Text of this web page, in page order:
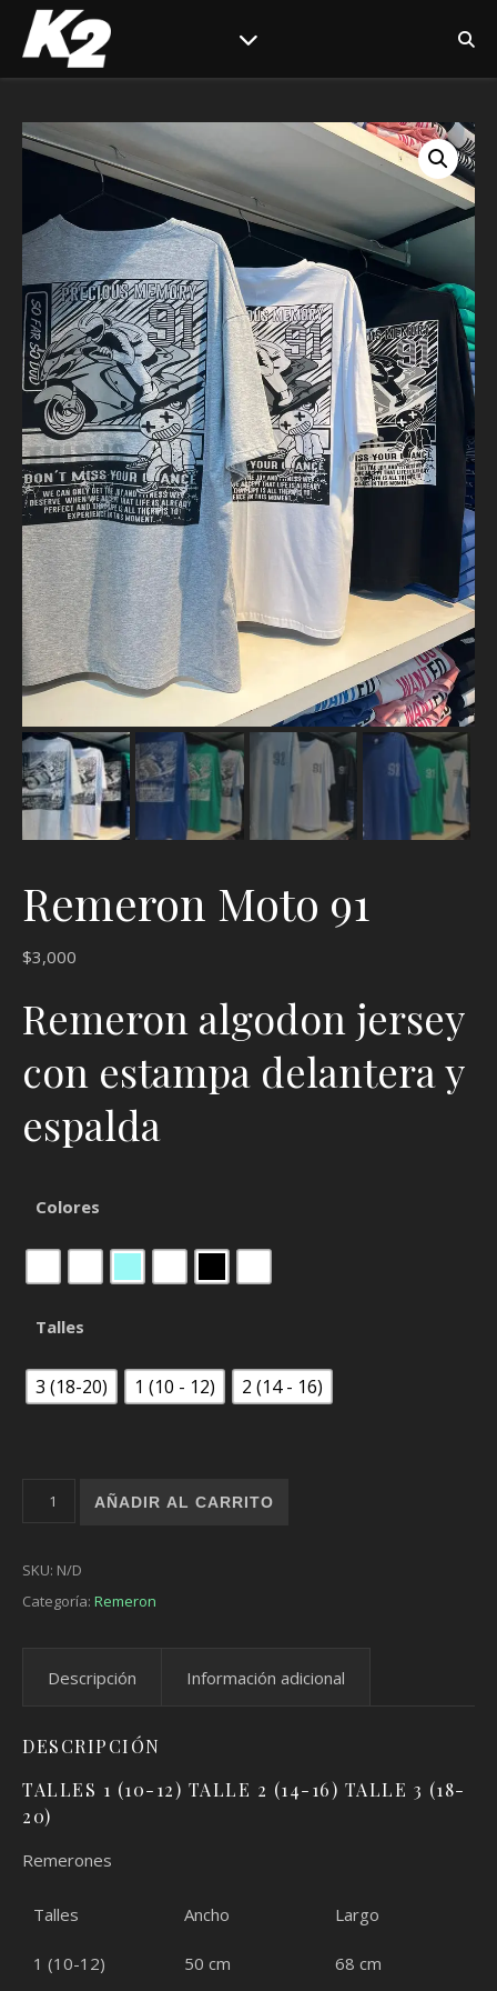
Remeron Moto 91
$3,000
Remeron algodon jersey
con estampa delantera y
espalda
Colores
Talles
3 (18-20) 1 (10 - 12) 2 (14 - 16)
Remeron Moto 91 cantidad
AÑADIR AL CARRITO
SKU: N/D
Categoría: Remeron
Descripción Información adicional
DESCRIPCIÓN
TALLES 1 (10-12) TALLE 2 (14-16) TALLE 3 (18-
20)
Remerones
Talles Ancho Largo
1 (10-12) 50 cm 68 cm